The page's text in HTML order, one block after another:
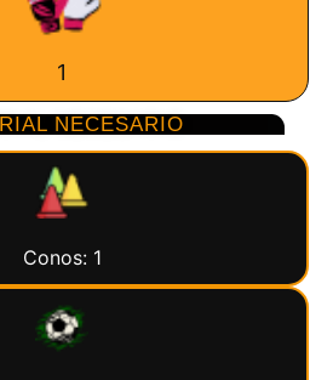
1
NECESARIO
Conos: 1